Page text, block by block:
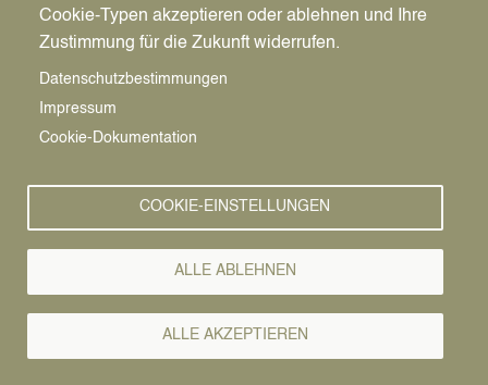
14.8.2022 - Einen 250 Kilogramm schweren
amerikanischen Blindgänger aus dem Zweiten
Kampfmittelbeseitigungsdient der Bezirksregierung
Arnsberg und Mitarbeiter der Firma Tauber gestern
an der Flotowstraße unter einer Garage geborgen.
des THW und der Dattelner Feuerwehr. Vielen
Zum Glück ist uns - vor allem den Bürger*innen in
Hagem - eine Evakuierung erspart geblieben, weil
Cookie-Typen akzeptieren oder ablehnen und Ihre
Zustimmung für die Zukunft widerrufen.
Datenschutzbestimmungen
Impressum
Cookie-Dokumentation
COOKIE-EINSTELLUNGEN
ALLE ABLEHNEN
ALLE AKZEPTIEREN